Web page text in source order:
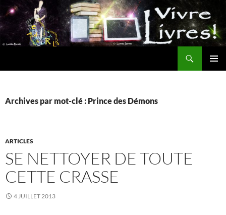
Aller
au
contenu
Archives par mot-clé : Prince des Démons
ARTICLES
SE NETTOYER DE TOUTE
CETTE CRASSE
4 JUILLET 2013